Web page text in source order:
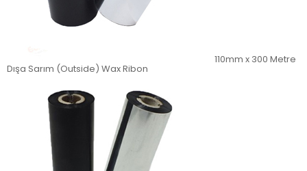
110mm x 300 Metre
Dışa Sarım (Outside) Wax Ribon